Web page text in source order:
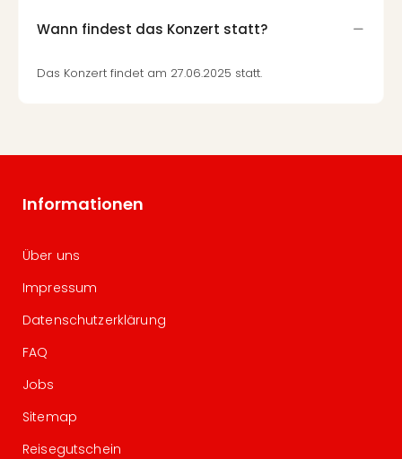
Wann findest das Konzert statt?
Das Konzert findet am 27.06.2025 statt.
Informationen
Über uns
Impressum
Datenschutzerklärung
FAQ
Jobs
Sitemap
Reisegutschein